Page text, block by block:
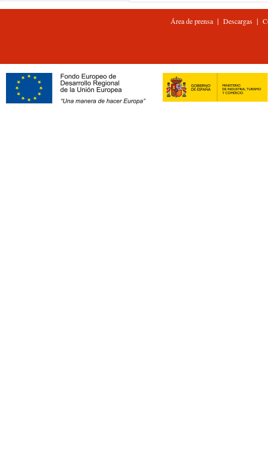
Área de prensa| Descargas|